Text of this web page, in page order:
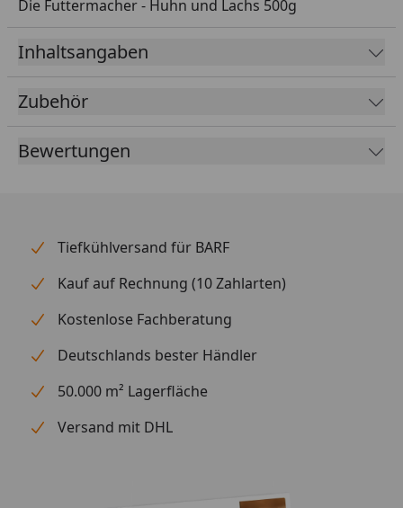
Die Futtermacher - Huhn und Lachs 500g
Inhaltsangaben
Zubehör
Bewertungen
Tiefkühlversand für BARF
Kauf auf Rechnung (10 Zahlarten)
Kostenlose Fachberatung
Deutschlands bester Händler
50.000 m² Lagerfläche
Versand mit DHL